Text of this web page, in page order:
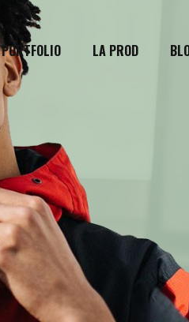
PORTFOLIO LA PROD